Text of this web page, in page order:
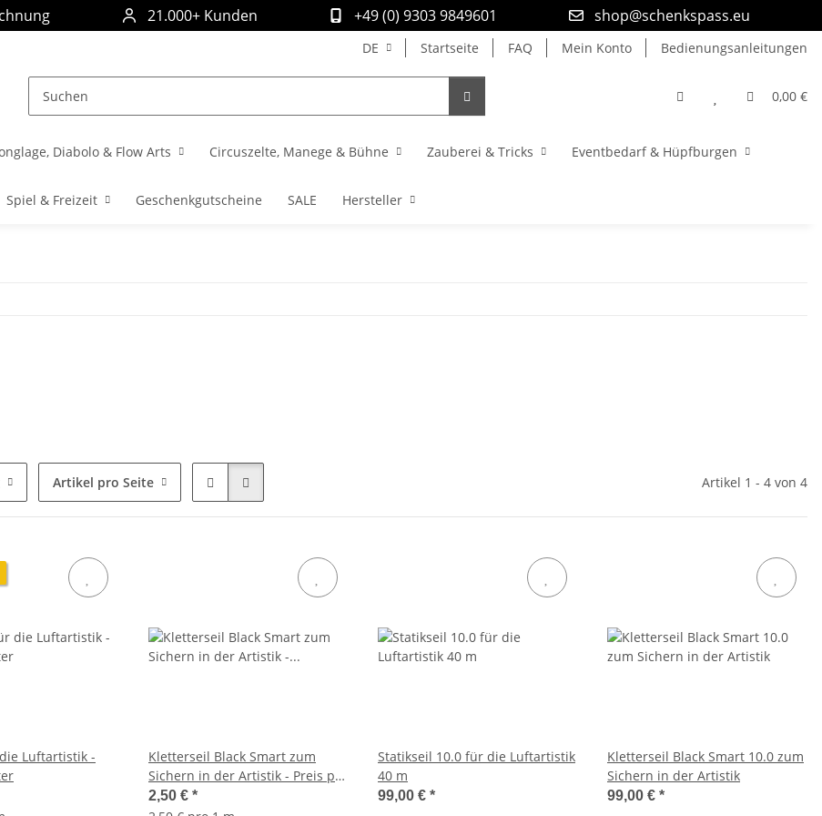
21.000+ Kunden +49 (0) 9303 9849601 shop@schenkspass.eu
DE Startseite FAQ Mein Konto Bedienungsanleitungen
0,00 €
Diabolo & Flow Arts Circuszelte, Manege & Bühne Zauberei & Tricks Eventbedarf & Hüpfburgen
Spiel & Freizeit Geschenkgutscheine SALE Hersteller
Artikel pro Seite Artikel 1 - 4 von 4
Luftartistik -
Kletterseil Black Smart zum
Sichern in der Artistik - Preis pro
Meter
2,50 € *
Statikseil 10.0 für die Luftartistik
40 m
99,00 € *
Kletterseil Black Smart 10.0 zum
Sichern in der Artistik
99,00 € *